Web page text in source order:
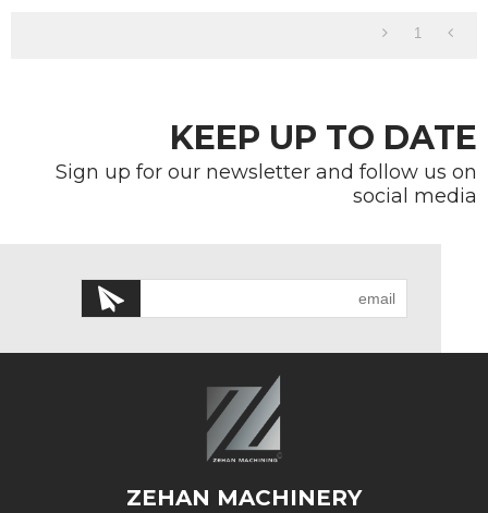
1
KEEP UP TO DATE
Sign up for our newsletter and follow us on
social media
ZEHAN MACHINERY